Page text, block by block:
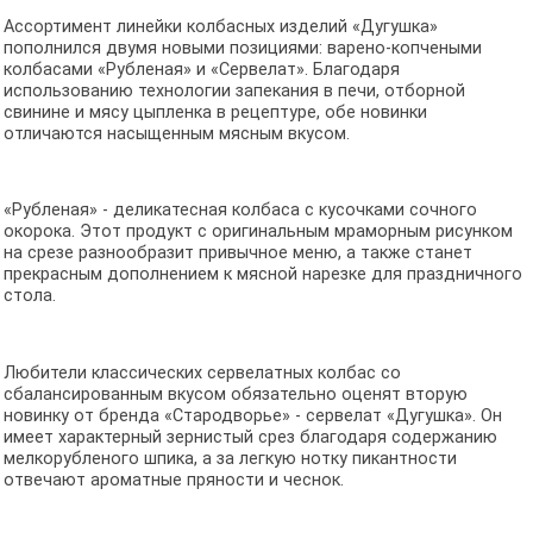
Ассортимент линейки колбасных изделий «Дугушка»
пополнился двумя новыми позициями: варено-копчеными
колбасами «Рубленая» и «Сервелат». Благодаря
использованию технологии запекания в печи, отборной
свинине и мясу цыпленка в рецептуре, обе новинки
отличаются насыщенным мясным вкусом.
«Рубленая» - деликатесная колбаса с кусочками сочного
окорока. Этот продукт с оригинальным мраморным рисунком
на срезе разнообразит привычное меню, а также станет
прекрасным дополнением к мясной нарезке для праздничного
стола.
Любители классических сервелатных колбас со
сбалансированным вкусом обязательно оценят вторую
новинку от бренда «Стародворье» - сервелат «Дугушка». Он
имеет характерный зернистый срез благодаря содержанию
мелкорубленого шпика, а за легкую нотку пикантности
отвечают ароматные пряности и чеснок.